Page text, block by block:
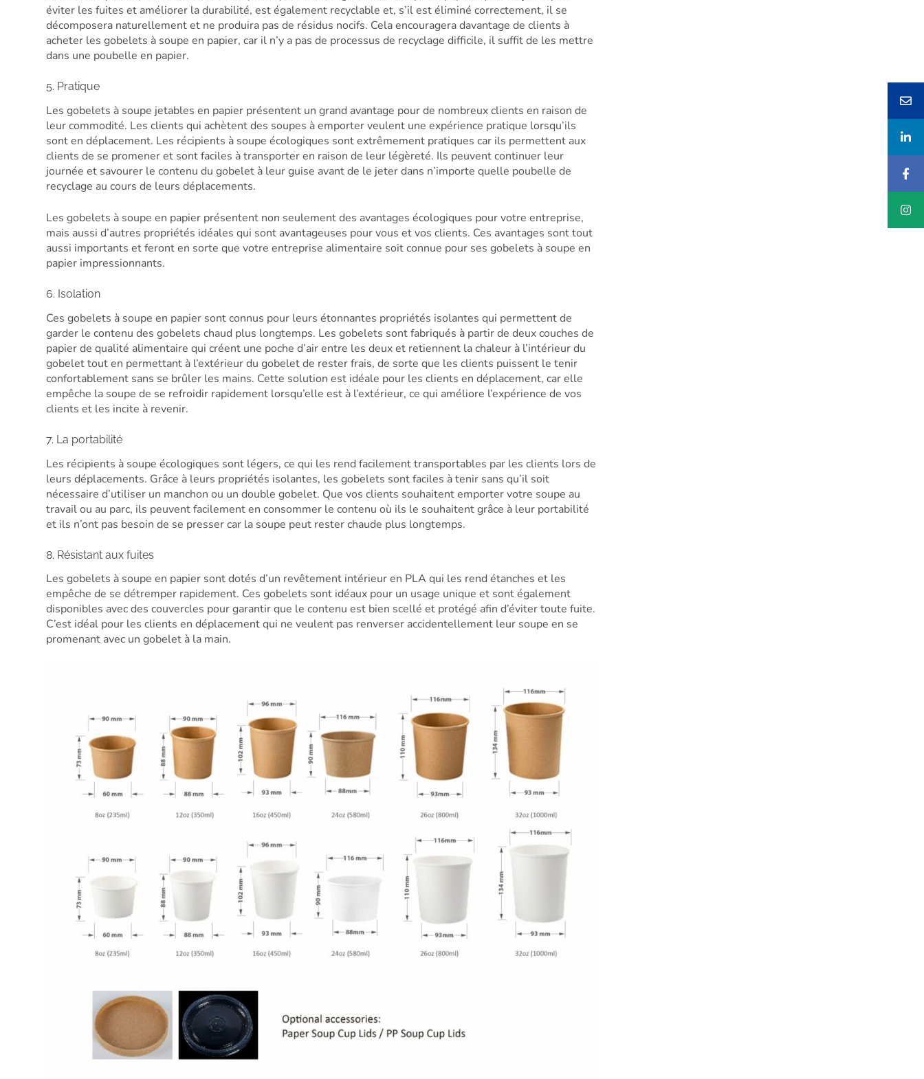
éviter les fuites et améliorer la durabilité, est également recyclable et, s’il est éliminé correctement, il se
décomposera naturellement et ne produira pas de résidus nocifs. Cela encouragera davantage de clients à
acheter les gobelets à soupe en papier, car il n’y a pas de processus de recyclage difficile, il suffit de les mettre
dans une poubelle en papier.
5. Pratique
Les gobelets à soupe jetables en papier présentent un grand avantage pour de nombreux clients en raison de
leur commodité. Les clients qui achètent des soupes à emporter veulent une expérience pratique lorsqu’ils
sont en déplacement. Les récipients à soupe écologiques sont extrêmement pratiques car ils permettent aux
clients de se promener et sont faciles à transporter en raison de leur légèreté. Ils peuvent continuer leur
journée et savourer le contenu du gobelet à leur guise avant de le jeter dans n’importe quelle poubelle de
recyclage au cours de leurs déplacements.
Les gobelets à soupe en papier présentent non seulement des avantages écologiques pour votre entreprise,
mais aussi d’autres propriétés idéales qui sont avantageuses pour vous et vos clients. Ces avantages sont tout
aussi importants et feront en sorte que votre entreprise alimentaire soit connue pour ses gobelets à soupe en
papier impressionnants.
6. Isolation
Ces gobelets à soupe en papier sont connus pour leurs étonnantes propriétés isolantes qui permettent de
garder le contenu des gobelets chaud plus longtemps. Les gobelets sont fabriqués à partir de deux couches de
papier de qualité alimentaire qui créent une poche d’air entre les deux et retiennent la chaleur à l’intérieur du
gobelet tout en permettant à l’extérieur du gobelet de rester frais, de sorte que les clients puissent le tenir
confortablement sans se brûler les mains. Cette solution est idéale pour les clients en déplacement, car elle
empêche la soupe de se refroidir rapidement lorsqu’elle est à l’extérieur, ce qui améliore l’expérience de vos
clients et les incite à revenir.
7. La portabilité
Les récipients à soupe écologiques sont légers, ce qui les rend facilement transportables par les clients lors de
leurs déplacements. Grâce à leurs propriétés isolantes, les gobelets sont faciles à tenir sans qu’il soit
nécessaire d’utiliser un manchon ou un double gobelet. Que vos clients souhaitent emporter votre soupe au
travail ou au parc, ils peuvent facilement en consommer le contenu où ils le souhaitent grâce à leur portabilité
et ils n’ont pas besoin de se presser car la soupe peut rester chaude plus longtemps.
8. Résistant aux fuites
Les gobelets à soupe en papier sont dotés d’un revêtement intérieur en PLA qui les rend étanches et les
empêche de se détremper rapidement. Ces gobelets sont idéaux pour un usage unique et sont également
disponibles avec des couvercles pour garantir que le contenu est bien scellé et protégé afin d’éviter toute fuite.
C’est idéal pour les clients en déplacement qui ne veulent pas renverser accidentellement leur soupe en se
promenant avec un gobelet à la main.